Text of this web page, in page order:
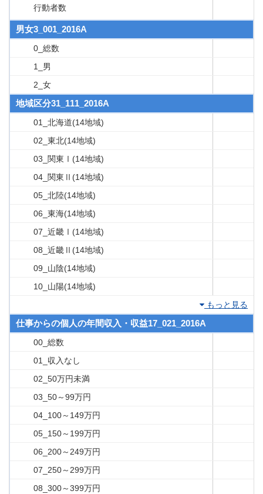
行動者数
男女3_001_2016A
0_総数
1_男
2_女
地域区分31_111_2016A
01_北海道(14地域)
02_東北(14地域)
03_関東Ⅰ(14地域)
04_関東Ⅱ(14地域)
05_北陸(14地域)
06_東海(14地域)
07_近畿Ⅰ(14地域)
08_近畿Ⅱ(14地域)
09_山陰(14地域)
10_山陽(14地域)
もっと見る
仕事からの個人の年間収入・収益17_021_2016A
00_総数
01_収入なし
02_50万円未満
03_50～99万円
04_100～149万円
05_150～199万円
06_200～249万円
07_250～299万円
08_300～399万円